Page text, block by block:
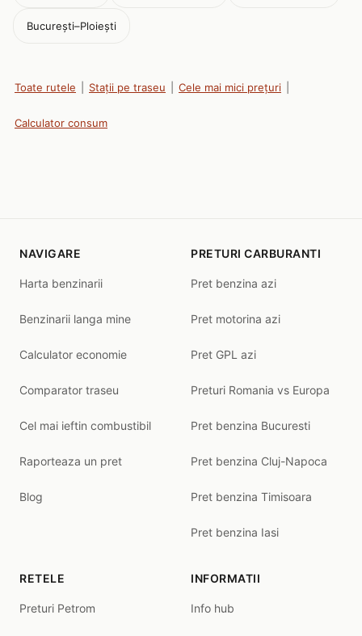
București–Ploiești
Toate rutele Stații pe traseu Cele mai mici prețuri
Calculator consum
NAVIGARE
Harta benzinarii
Benzinarii langa mine
Calculator economie
Comparator traseu
Cel mai ieftin combustibil
Raporteaza un pret
Blog
PRETURI CARBURANTI
Pret benzina azi
Pret motorina azi
Pret GPL azi
Preturi Romania vs Europa
Pret benzina Bucuresti
Pret benzina Cluj-Napoca
Pret benzina Timisoara
Pret benzina Iasi
RETELE
Preturi Petrom
INFORMATII
Info hub